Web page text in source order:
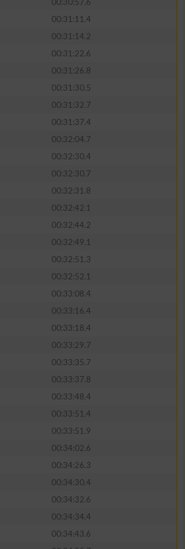
00:31:11.4
00:31:14.2
00:31:22.6
00:31:26.8
00:31:30.5
00:31:32.7
00:31:37.4
00:32:04.7
00:32:30.4
00:32:30.7
00:32:31.8
00:32:42.1
00:32:44.2
00:32:49.1
00:32:51.3
00:32:52.1
00:33:08.4
00:33:16.4
00:33:18.4
00:33:29.7
00:33:35.7
00:33:37.8
00:33:48.4
00:33:51.4
00:33:51.9
00:34:02.6
00:34:26.3
00:34:30.4
00:34:32.6
00:34:34.4
00:34:43.6